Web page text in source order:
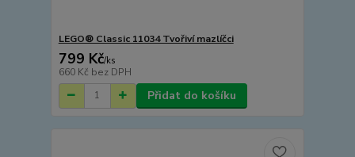
LEGO® Classic 11034 Tvořiví mazlíčci
799 Kč/ks
660 Kč bez DPH
Přidat do košíku